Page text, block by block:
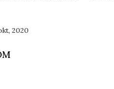
2020